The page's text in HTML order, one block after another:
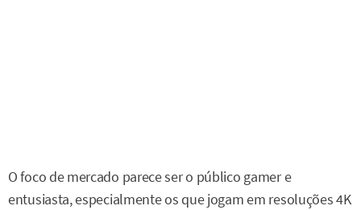
O foco de mercado parece ser o público gamer e
entusiasta, especialmente os que jogam em resoluções 4K